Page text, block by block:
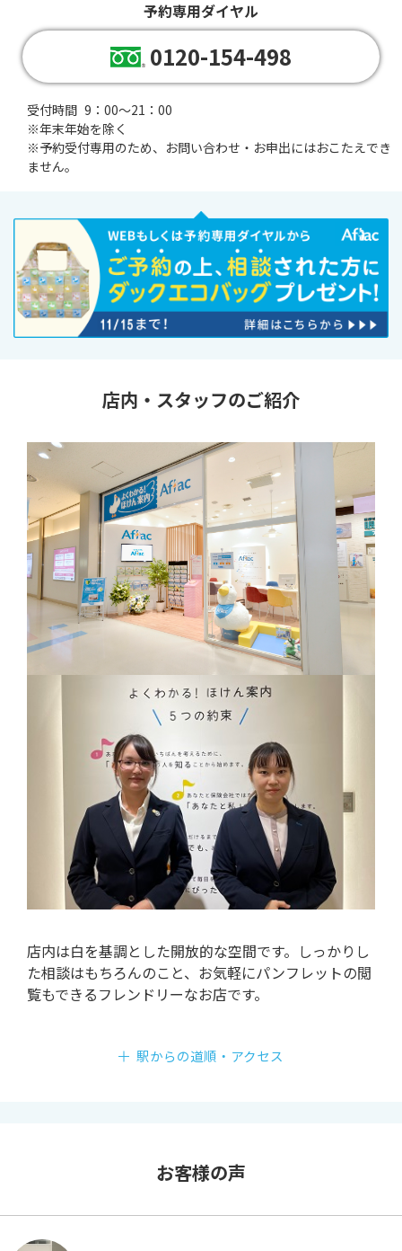
予約専用ダイヤル
0120-154-498
受付時間 9：00～21：00
※年末年始を除く
※予約受付専用のため、お問い合わせ・お申出にはおこたえでき
ません。
店内・スタッフのご紹介
店内は白を基調とした開放的な空間です。しっかりし
た相談はもちろんのこと、お気軽にパンフレットの閲
覧もできるフレンドリーなお店です。
駅からの道順・アクセス
お客様の声